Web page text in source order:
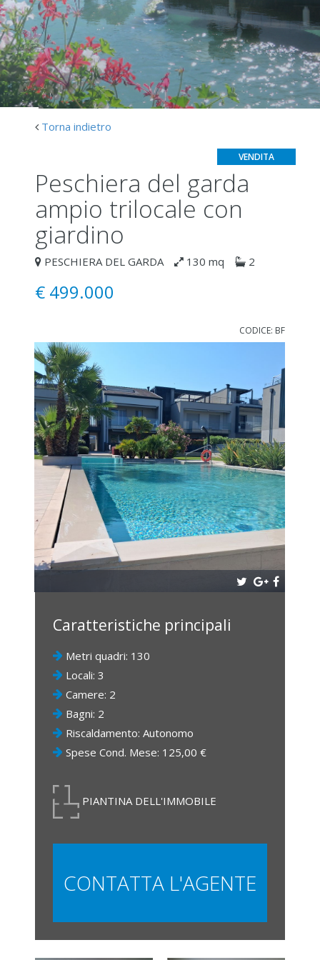
Torna indietro
VENDITA
peschiera del garda
ampio trilocale con
giardino
PESCHIERA DEL GARDA 130 mq 2
€ 499.000
CODICE: BF
Caratteristiche principali
Metri quadri: 130
Locali: 3
Camere: 2
Bagni: 2
Riscaldamento: Autonomo
Spese Cond. Mese: 125,00 €
PIANTINA DELL'IMMOBILE
CONTATTA L'AGENTE